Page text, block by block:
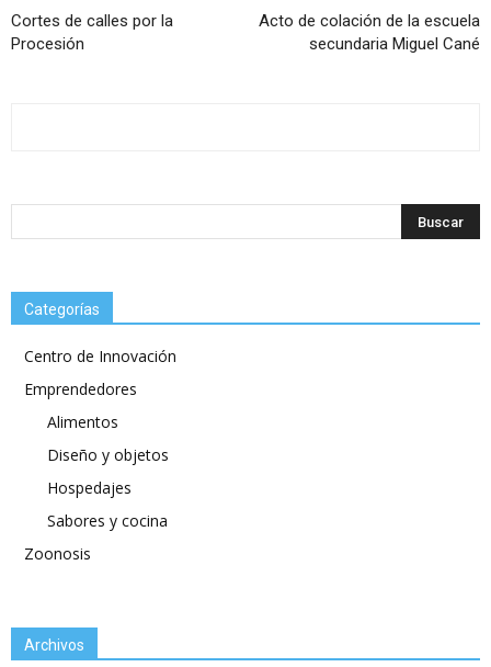
Cortes de calles por la
Procesión
Acto de colación de la escuela
secundaria Miguel Cané
Categorías
Centro de Innovación
Emprendedores
Alimentos
Diseño y objetos
Hospedajes
Sabores y cocina
Zoonosis
Archivos